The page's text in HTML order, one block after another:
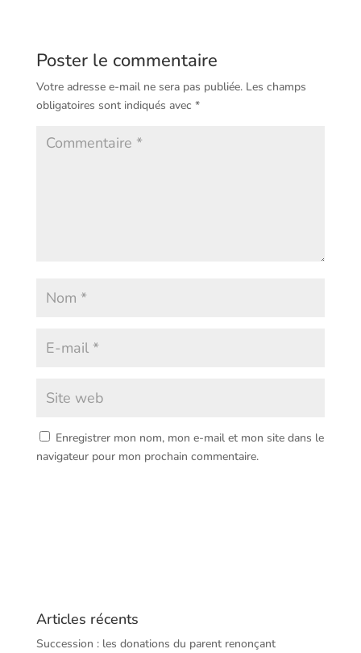
Poster le commentaire
Votre adresse e-mail ne sera pas publiée. Les champs
obligatoires sont indiqués avec *
Enregistrer mon nom, mon e-mail et mon site dans le
navigateur pour mon prochain commentaire.
Articles récents
Succession : les donations du parent renonçant